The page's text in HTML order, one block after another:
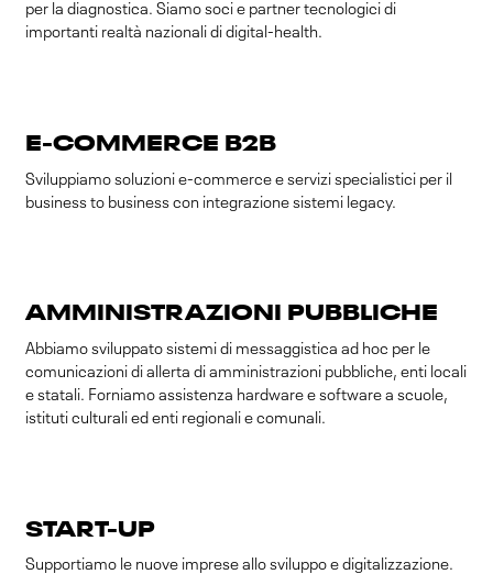
per la diagnostica. Siamo soci e partner tecnologici di
importanti realtà nazionali di digital-health.
E-COMMERCE B2B
Sviluppiamo soluzioni e-commerce e servizi specialistici per il
business to business con integrazione sistemi legacy.
AMMINISTRAZIONI PUBBLICHE
Abbiamo sviluppato sistemi di messaggistica ad hoc per le
comunicazioni di allerta di amministrazioni pubbliche, enti locali
e statali. Forniamo assistenza hardware e software a scuole,
istituti culturali ed enti regionali e comunali.
START-UP
Supportiamo le nuove imprese allo sviluppo e digitalizzazione.